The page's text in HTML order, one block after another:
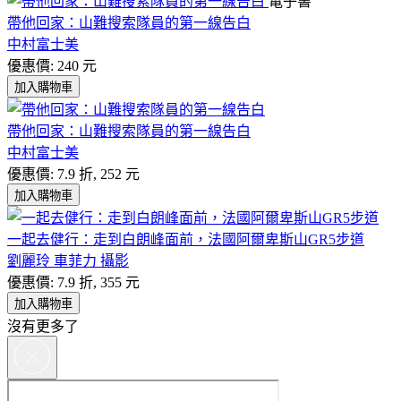
帶他回家：山難搜索隊員的第一線告白
中村富士美
優惠價: 240 元
加入購物車
帶他回家：山難搜索隊員的第一線告白
中村富士美
優惠價: 7.9 折, 252 元
加入購物車
一起去健行：走到白朗峰面前，法國阿爾卑斯山GR5步道
劉麗玲 車菲力 攝影
優惠價: 7.9 折, 355 元
加入購物車
沒有更多了